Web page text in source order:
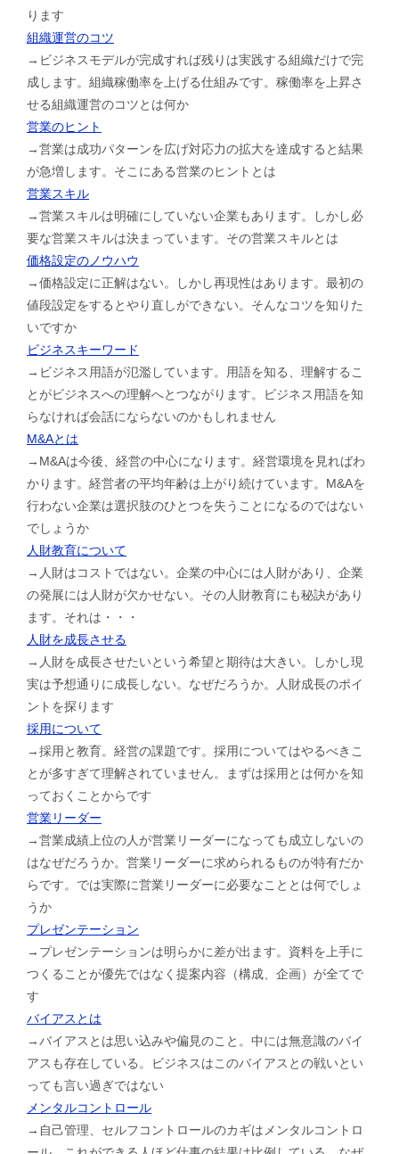
ります
組織運営のコツ
→ビジネスモデルが完成すれば残りは実践する組織だけで完
成します。組織稼働率を上げる仕組みです。稼働率を上昇さ
せる組織運営のコツとは何か
営業のヒント
→営業は成功パターンを広げ対応力の拡大を達成すると結果
が急増します。そこにある営業のヒントとは
営業スキル
→営業スキルは明確にしていない企業もあります。しかし必
要な営業スキルは決まっています。その営業スキルとは
価格設定のノウハウ
→価格設定に正解はない。しかし再現性はあります。最初の
値段設定をするとやり直しができない。そんなコツを知りた
いですか
ビジネスキーワード
→ビジネス用語が氾濫しています。用語を知る、理解するこ
とがビジネスへの理解へとつながります。ビジネス用語を知
らなければ会話にならないのかもしれません
M&Aとは
→M&Aは今後、経営の中心になります。経営環境を見ればわ
かります。経営者の平均年齢は上がり続けています。M&Aを
行わない企業は選択肢のひとつを失うことになるのではない
でしょうか
人財教育について
→人財はコストではない。企業の中心には人財があり、企業
の発展には人財が欠かせない。その人財教育にも秘訣があり
ます。それは・・・
人財を成長させる
→人財を成長させたいという希望と期待は大きい。しかし現
実は予想通りに成長しない。なぜだろうか。人財成長のポイ
ントを探ります
採用について
→採用と教育。経営の課題です。採用についてはやるべきこ
とが多すぎて理解されていません。まずは採用とは何かを知
っておくことからです
営業リーダー
→営業成績上位の人が営業リーダーになっても成立しないの
はなぜだろうか。営業リーダーに求められるものが特有だか
らです。では実際に営業リーダーに必要なこととは何でしょ
うか
プレゼンテーション
→プレゼンテーションは明らかに差が出ます。資料を上手に
つくることが優先ではなく提案内容（構成、企画）が全てで
す
バイアスとは
→バイアスとは思い込みや偏見のこと。中には無意識のバイ
アスも存在している。ビジネスはこのバイアスとの戦いとい
っても言い過ぎではない
メンタルコントロール
→自己管理、セルフコントロールのカギはメンタルコントロ